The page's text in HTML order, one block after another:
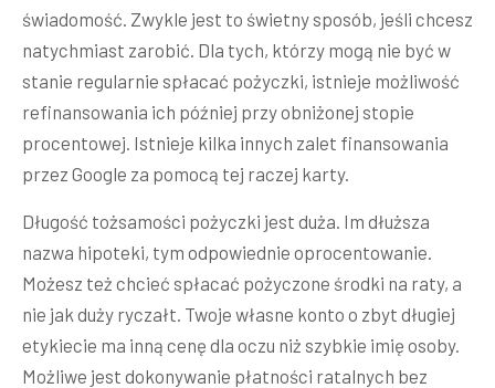
świadomość. Zwykle jest to świetny sposób, jeśli chcesz
natychmiast zarobić. Dla tych, którzy mogą nie być w
stanie regularnie spłacać pożyczki, istnieje możliwość
refinansowania ich później przy obniżonej stopie
procentowej. Istnieje kilka innych zalet finansowania
przez Google za pomocą tej raczej karty.
Długość tożsamości pożyczki jest duża. Im dłuższa
nazwa hipoteki, tym odpowiednie oprocentowanie.
Możesz też chcieć spłacać pożyczone środki na raty, a
nie jak duży ryczałt. Twoje własne konto o zbyt długiej
etykiecie ma inną cenę dla oczu niż szybkie imię osoby.
Możliwe jest dokonywanie płatności ratalnych bez